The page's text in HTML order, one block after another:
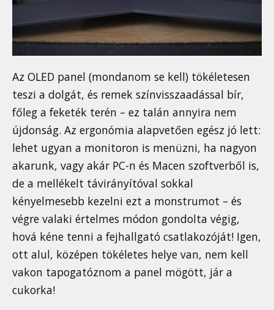
Az OLED panel (mondanom se kell) tökéletesen
teszi a dolgát, és remek színvisszaadással bír,
főleg a feketék terén – ez talán annyira nem
újdonság. Az ergonómia alapvetően egész jó lett:
lehet ugyan a monitoron is menüzni, ha nagyon
akarunk, vagy akár PC-n és Macen szoftverből is,
de a mellékelt távirányítóval sokkal
kényelmesebb kezelni ezt a monstrumot – és
végre valaki értelmes módon gondolta végig,
hová kéne tenni a fejhallgató csatlakozóját! Igen,
ott alul, középen tökéletes helye van, nem kell
vakon tapogatóznom a panel mögött, jár a
cukorka!